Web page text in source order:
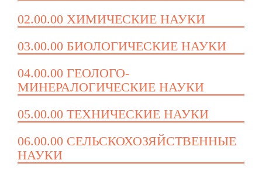
02.00.00 ХИМИЧЕСКИЕ НАУКИ
03.00.00 БИОЛОГИЧЕСКИЕ НАУКИ
04.00.00 ГЕОЛОГО-
МИНЕРАЛОГИЧЕСКИЕ НАУКИ
05.00.00 ТЕХНИЧЕСКИЕ НАУКИ
06.00.00 СЕЛЬСКОХОЗЯЙСТВЕННЫЕ
НАУКИ